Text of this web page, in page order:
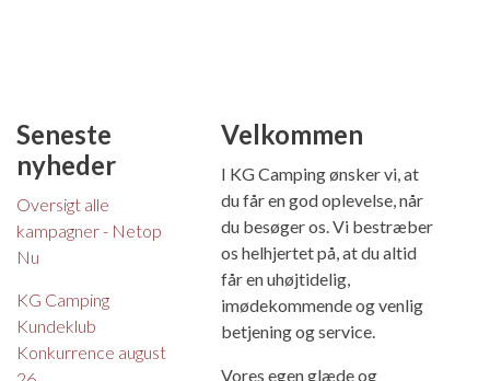
Seneste
nyheder
Oversigt alle
kampagner - Netop
Nu
KG Camping
Kundeklub
Konkurrence august
Velkommen
I KG Camping ønsker vi, at
du får en god oplevelse, når
du besøger os. Vi bestræber
os helhjertet på, at du altid
får en uhøjtidelig,
imødekommende og venlig
betjening og service.
Vores egen glæde og